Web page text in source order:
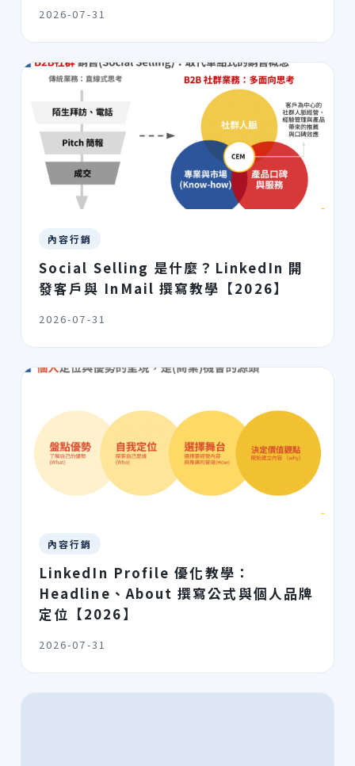
2026-07-31
內容行銷
Social Selling 是什麼？LinkedIn 開
發客戶與 InMail 撰寫教學【2026】
2026-07-31
內容行銷
LinkedIn Profile 優化教學：
Headline、About 撰寫公式與個人品牌
定位【2026】
2026-07-31